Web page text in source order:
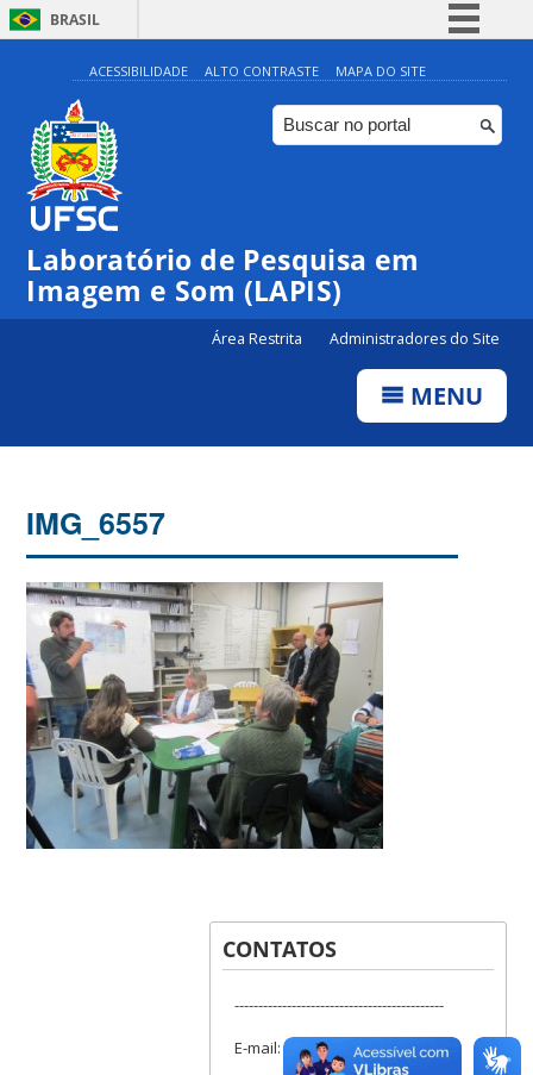
BRASIL
Simplifique!
Comunica BR
Participe
Canais
ACESSIBILIDADE ALTO CONTRASTE MAPA DO SITE
Laboratório de Pesquisa em
Imagem e Som (LAPIS)
Área Restrita Administradores do Site
MENU
IMG_6557
CONTATOS
--------------------------------------------
E-mail: lapis.ufsc@gmail.com